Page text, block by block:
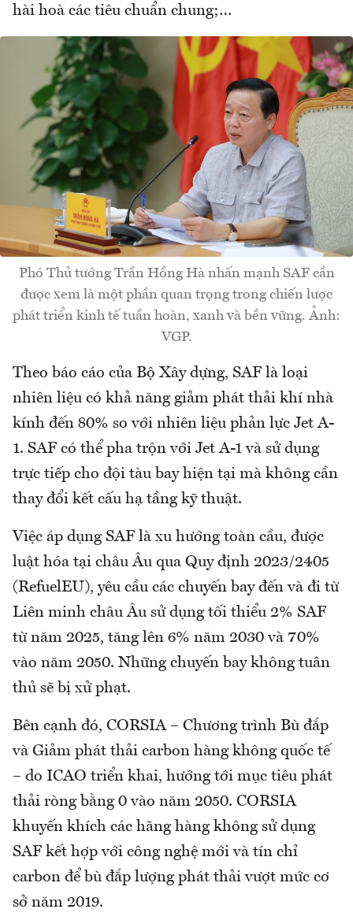
hài hoà các tiêu chuẩn chung;…
Phó Thủ tướng Trần Hồng Hà nhấn mạnh SAF cần
được xem là một phần quan trọng trong chiến lược
phát triển kinh tế tuần hoàn, xanh và bền vững. Ảnh:
VGP.
Theo báo cáo của Bộ Xây dựng, SAF là loại
nhiên liệu có khả năng giảm phát thải khí nhà
kính đến 80% so với nhiên liệu phản lực Jet A-
1. SAF có thể pha trộn với Jet A-1 và sử dụng
trực tiếp cho đội tàu bay hiện tại mà không cần
thay đổi kết cấu hạ tầng kỹ thuật.
Việc áp dụng SAF là xu hướng toàn cầu, được
luật hóa tại châu Âu qua Quy định 2023/2405
(RefuelEU), yêu cầu các chuyến bay đến và đi từ
Liên minh châu Âu sử dụng tối thiểu 2% SAF
từ năm 2025, tăng lên 6% năm 2030 và 70%
vào năm 2050. Những chuyến bay không tuân
thủ sẽ bị xử phạt.
Bên cạnh đó, CORSIA – Chương trình Bù đắp
và Giảm phát thải carbon hàng không quốc tế
– do ICAO triển khai, hướng tới mục tiêu phát
thải ròng bằng 0 vào năm 2050. CORSIA
khuyến khích các hãng hàng không sử dụng
SAF kết hợp với công nghệ mới và tín chỉ
carbon để bù đắp lượng phát thải vượt mức cơ
sở năm 2019.